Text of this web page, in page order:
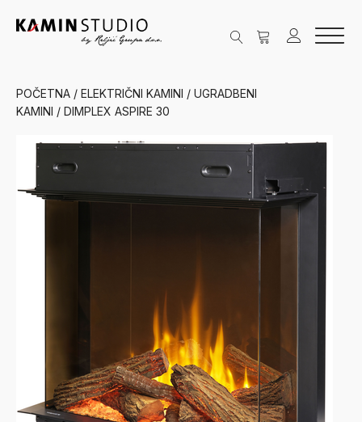
POČETNA / ELEKTRIČNI KAMINI / UGRADBENI
KAMINI / DIMPLEX ASPIRE 30